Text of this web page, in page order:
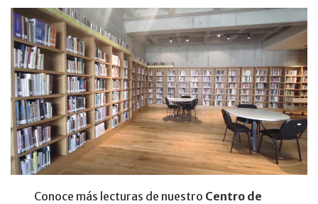
Conoce más lecturas de nuestro Centro de